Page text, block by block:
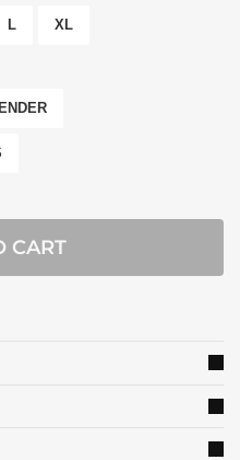
L XL
CART